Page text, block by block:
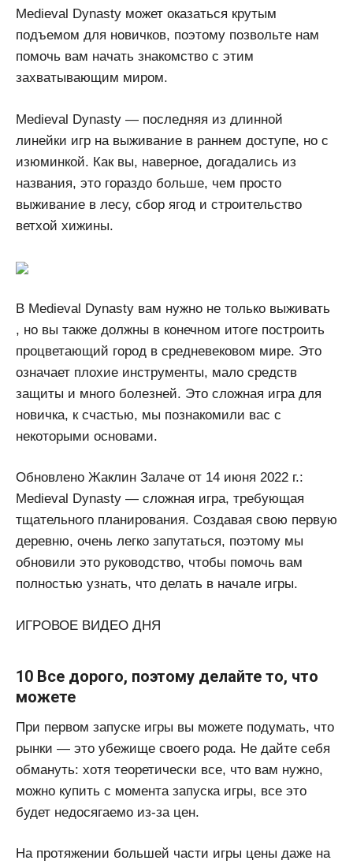
Medieval Dynasty может оказаться крутым
подъемом для новичков, поэтому позвольте нам
помочь вам начать знакомство с этим
захватывающим миром.
Medieval Dynasty — последняя из длинной
линейки игр на выживание в раннем доступе, но с
изюминкой. Как вы, наверное, догадались из
названия, это гораздо больше, чем просто
выживание в лесу, сбор ягод и строительство
ветхой хижины.
В Medieval Dynasty вам нужно не только выживать
, но вы также должны в конечном итоге построить
процветающий город в средневековом мире. Это
означает плохие инструменты, мало средств
защиты и много болезней. Это сложная игра для
новичка, к счастью, мы познакомили вас с
некоторыми основами.
Обновлено Жаклин Залаче от 14 июня 2022 г.:
Medieval Dynasty — сложная игра, требующая
тщательного планирования. Создавая свою первую
деревню, очень легко запутаться, поэтому мы
обновили это руководство, чтобы помочь вам
полностью узнать, что делать в начале игры.
ИГРОВОЕ ВИДЕО ДНЯ
10 Все дорого, поэтому делайте то, что
можете
При первом запуске игры вы можете подумать, что
рынки — это убежище своего рода. Не дайте себя
обмануть: хотя теоретически все, что вам нужно,
можно купить с момента запуска игры, все это
будет недосягаемо из-за цен.
На протяжении большей части игры цены даже на